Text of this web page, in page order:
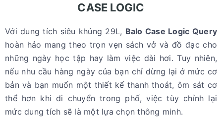
CASE LOGIC
Với dung tích siêu khủng 29L, Balo Case Logic Query
hoàn hảo mang theo trọn vẹn sách vở và đồ đạc cho
những ngày học tập hay làm việc dài hơi. Tuy nhiên,
nếu nhu cầu hàng ngày của bạn chỉ dừng lại ở mức cơ
bản và bạn muốn một thiết kế thanh thoát, ôm sát cơ
thể hơn khi di chuyển trong phố, việc tùy chỉnh lại
mức dung tích sẽ là một lựa chọn thông minh.